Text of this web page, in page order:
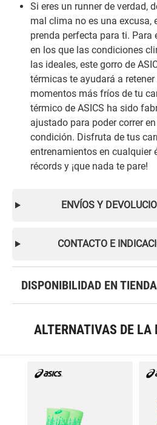
Si eres un runner de verdad,
mal clima no es una excusa,
prenda perfecta para ti. Para
en los que las condiciones
las ideales, este gorro de
térmicas te ayudará a
momentos más fríos de tu
térmico de ASICS ha sido
ajustado para poder correr
condición. Disfruta de tus
entrenamientos en cualquier
récords y ¡que nada te pare!
ENVÍOS Y
CONTACTO E
DISPONIBILIDAD EN TIENDA
ALTERNATIVAS DE